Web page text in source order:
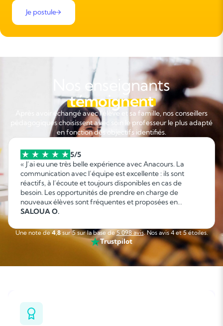
Je postule
Nos enseignants
témoignent
Après avoir échangé avec l'élève et sa famille, nos conseillers
pédagogiques choisissent avec soin le professeur le plus adapté
en fonction des objectifs identifiés.
5/5
« J’ai eu une très belle expérience avec Anacours. La
communication avec l’équipe est excellente : ils sont
réactifs, à l’écoute et toujours disponibles en cas de
besoin. Les opportunités de prendre en charge de
nouveaux élèves sont fréquentes et proposées en
fonction de mes disponibilités, ce qui permet d’organiser
sérieuse, flexible et agréable que je recommande sans
SALOUA O.
Une note de4,8sur 5 sur la base de5 098 avis. Nos avis 4 et 5 étoiles.
Trustpilot